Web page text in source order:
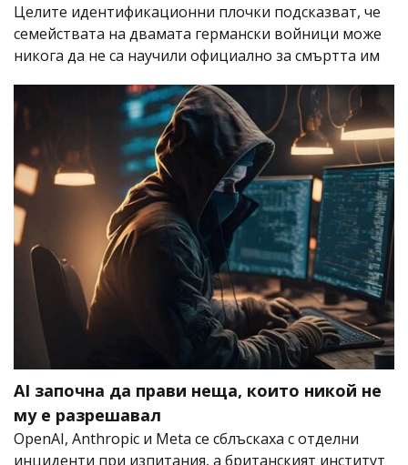
Целите идентификационни плочки подсказват, че
семействата на двамата германски войници може
никога да не са научили официално за смъртта им
AI започна да прави неща, които никой не
му е разрешавал
OpenAI, Anthropic и Meta се сблъскаха с отделни
инциденти при изпитания, а британският институт